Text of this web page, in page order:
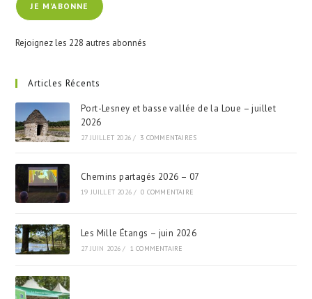
mailJE M'ABONNE
Rejoignez les 228 autres abonnés
Articles Récents
Port-Lesney et basse vallée de la Loue – juillet
2026
27 JUILLET 2026 / 3 COMMENTAIRES
Chemins partagés 2026 – 07
19 JUILLET 2026 / 0 COMMENTAIRE
Les Mille Étangs – juin 2026
27 JUIN 2026 / 1 COMMENTAIRE